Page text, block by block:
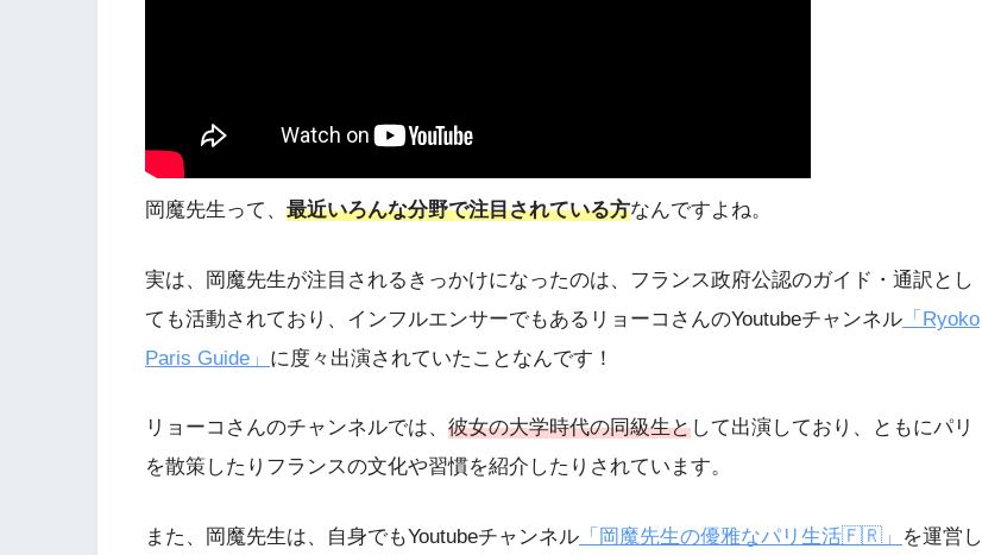
岡魔先生って、 最近いろんな分野で注目されている方なんですよね。
実は、岡魔先生が注目されるきっかけになったのは、フランス政府公認のガイド・通訳とし
ても活動されており、インフルエンサーでもあるリョーコさんのYoutubeチャンネル 「Ryoko
Paris Guide」 に度々出演されていたことなんです！
リョーコさんのチャンネルでは、 彼女の大学時代の同級生として出演しており、ともにパリ
を散策したりフランスの文化や習慣を紹介したりされています。
また、岡魔先生は、自身でもYoutubeチャンネル 「岡魔先生の優雅なパリ生活🇫🇷」
を運営し